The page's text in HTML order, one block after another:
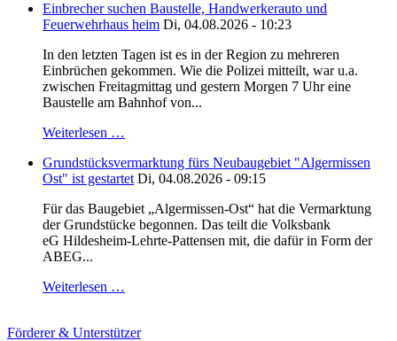
Einbrecher suchen Baustelle, Handwerkerauto und
Feuerwehrhaus heim Di, 04.08.2026 - 10:23
In den letzten Tagen ist es in der Region zu mehreren
Einbrüchen gekommen. Wie die Polizei mitteilt, war u.a.
zwischen Freitagmittag und gestern Morgen 7 Uhr eine
Baustelle am Bahnhof von...
Weiterlesen …
Grundstücksvermarktung fürs Neubaugebiet "Algermissen
Ost" ist gestartet Di, 04.08.2026 - 09:15
Für das Baugebiet „Algermissen-Ost“ hat die Vermarktung
der Grundstücke begonnen. Das teilt die Volksbank
eG Hildesheim-Lehrte-Pattensen mit, die dafür in Form der
ABEG...
Weiterlesen …
Förderer & Unterstützer